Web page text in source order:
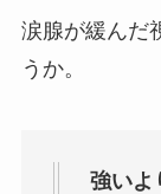
涙腺が緩んだ
うか。
強いよ